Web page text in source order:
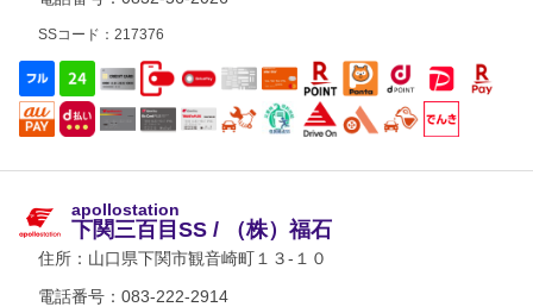
SSコード：217376
apollostation
下関三百目SS / （株）福石
住所： 山口県下関市観音崎町１３-１０
電話番号：083-222-2914